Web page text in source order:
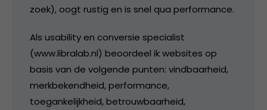
zoek), oogt rustig en is snel qua performance.
Als usability en conversie specialist
(www.libralab.nl) beoordeel ik websites op
basis van de volgende punten: vindbaarheid,
merkbekendheid, performance,
toegankelijkheid, betrouwbaarheid,